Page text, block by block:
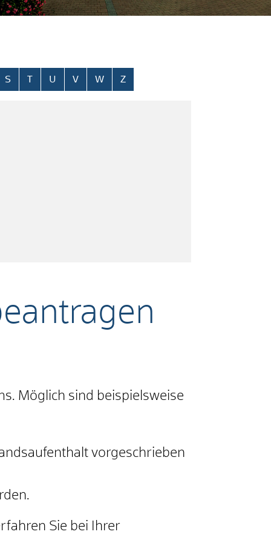
S T U V W Z
Möglich sind beispielsweise
vorgeschrieben
Sie bei Ihrer